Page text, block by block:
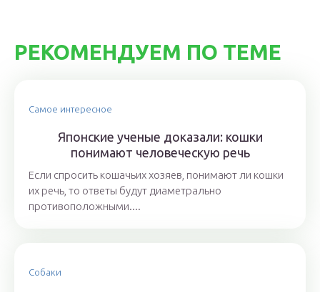
РЕКОМЕНДУЕМ ПО ТЕМЕ
Самое интересное
Японские ученые доказали: кошки
понимают человеческую речь
Если спросить кошачьих хозяев, понимают ли кошки
их речь, то ответы будут диаметрально
противоположными....
Собаки